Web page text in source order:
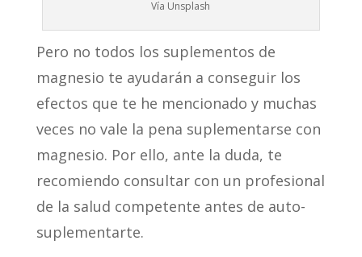
Vía Unsplash
Pero no todos los suplementos de
magnesio te ayudarán a conseguir los
efectos que te he mencionado y muchas
veces no vale la pena suplementarse con
magnesio. Por ello, ante la duda, te
recomiendo consultar con un profesional
de la salud competente antes de auto-
suplementarte.